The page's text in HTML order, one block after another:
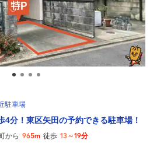
駐車場
4分！東区矢田の予約できる駐車場！
から 965m 徒歩 13～19分